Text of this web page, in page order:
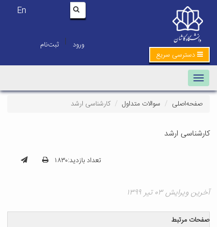
En
ورود | ثبت‌نام
دسترسی سریع
Toggle navigation
صفحه‌اصلی سوالات متداول کارشناسی ارشد
کارشناسی ارشد
تعداد بازدید:۱۸۳۰
آخرین ویرایش ۰۳ تیر ۱۳۹۹
صفحات مرتبط